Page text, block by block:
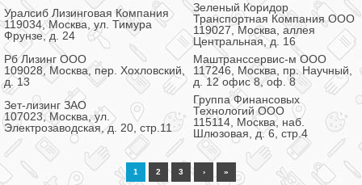
Уралсиб Лизинговая Компания
119034, Москва, ул. Тимура
Фрунзе, д. 24
Зеленый Коридор
Транспортная Компания ООО
119027, Москва, аллея
Центральная, д. 16
Рб Лизинг ООО
109028, Москва, пер. Хохловский,
д. 13
Маштранссервис-м ООО
117246, Москва, пр. Научный,
д. 12 офис 8, оф. 8
Зет-лизинг ЗАО
107023, Москва, ул.
Электрозаводская, д. 20, стр.11
Группа Финансовых
Технологий ООО
115114, Москва, наб.
Шлюзовая, д. 6, стр.4
1 2 3 › »